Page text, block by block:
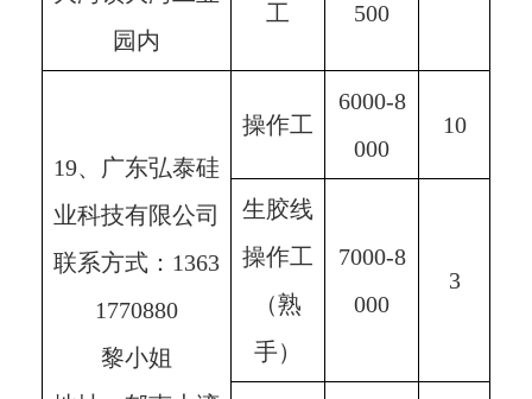
园内
工
500
19、广东弘泰硅
业科技有限公司
联系方式：1363
1770880
黎小姐
操作工
6000-8
000
10
生胶线
操作工
（熟
手）
7000-8
000
3